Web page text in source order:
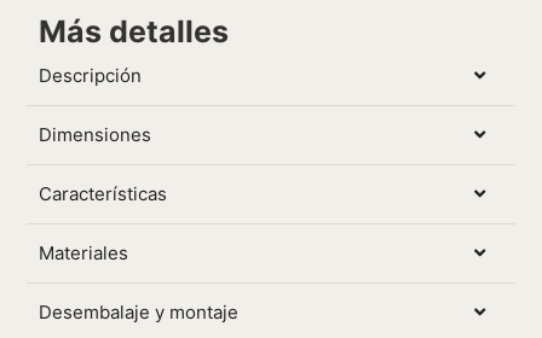
Más detalles
Descripción
Dimensiones
Características
Materiales
Desembalaje y montaje